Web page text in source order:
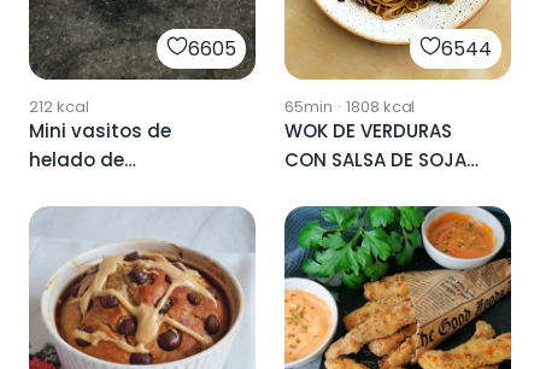
6605
212kcal
Mini vasitos de
helado de
realfood
6544
65min · 1808 kcal
WOK DE VERDURAS
CON SALSA DE SOJA